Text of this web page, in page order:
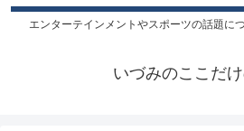
エンターテインメントやスポーツの話題に
いづみのここだ